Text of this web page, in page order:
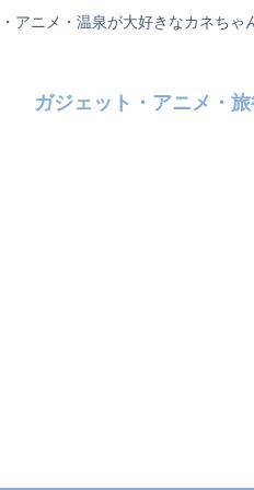
アニメ・温泉が大好きなカネちゃ
ガジェット・アニメ・